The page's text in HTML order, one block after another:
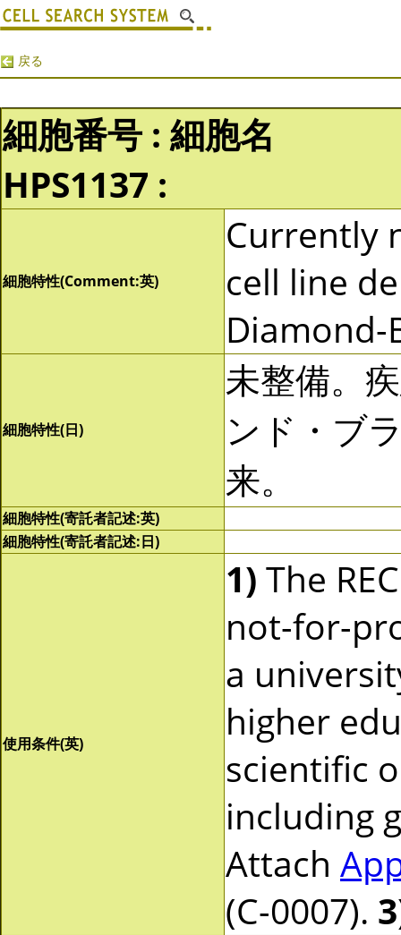
戻る
細胞番号 : 細胞名
HPS1137 :
細胞特性(Comment:英)
Currently
cell line
Diamond-
細胞特性(日)
未整備。
ンド・ブ
来。
細胞特性(寄託者記述:英)
細胞特性(寄託者記述:日)
使用条件(英)
1) The
not-for-
a
higher
scientific
including
Attach
(C-0007).